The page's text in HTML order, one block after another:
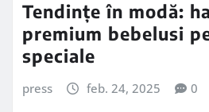
Tendințe în modă:
premium bebelusi
speciale
press feb. 24, 2025 0